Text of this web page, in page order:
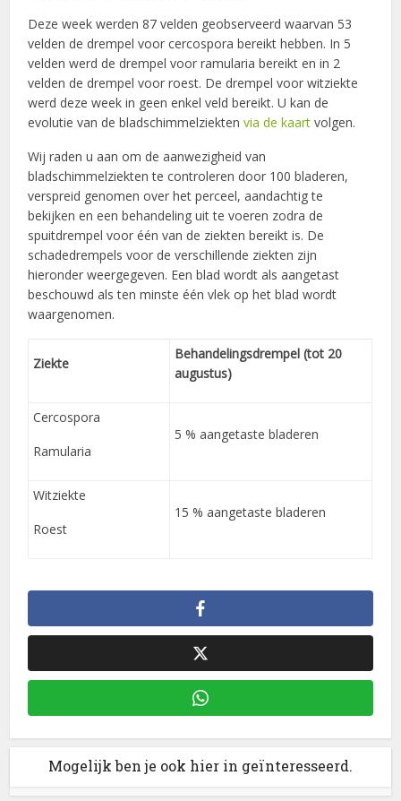
Deze week werden 87 velden geobserveerd waarvan 53
velden de drempel voor cercospora bereikt hebben. In 5
velden werd de drempel voor ramularia bereikt en in 2
velden de drempel voor roest. De drempel voor witziekte
werd deze week in geen enkel veld bereikt. U kan de
evolutie van de bladschimmelziektenvia de kaart volgen.
Wij raden u aan om de aanwezigheid van
bladschimmelziekten te controleren door 100 bladeren,
verspreid genomen over het perceel, aandachtig te
bekijken en een behandeling uit te voeren zodra de
spuitdrempel voor één van de ziekten bereikt is. De
schadedrempels voor de verschillende ziekten zijn
hieronder weergegeven. Een blad wordt als aangetast
beschouwd als ten minste één vlek op het blad wordt
waargenomen.
Ziekte
Behandelingsdrempel (tot 20
augustus)
Cercospora
Ramularia
5 % aangetaste bladeren
Witziekte
Roest
15 % aangetaste bladeren
Mogelijk ben je ook hier in geïnteresseerd.